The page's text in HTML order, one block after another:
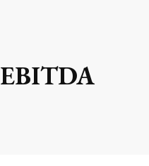
EBITDA